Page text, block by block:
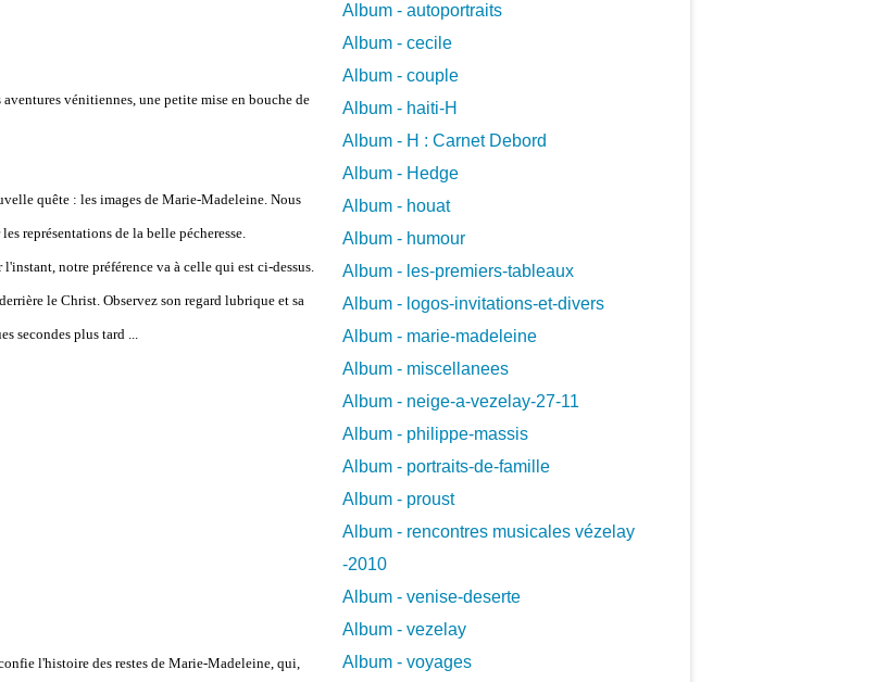
vénitiennes, une petite mise en bouche de
quête : les images de Marie-Madeleine. Nous
représentations de la belle pécheresse.
notre préférence va à celle qui est ci-dessus.
le Christ. Observez son regard lubrique et sa
secondes plus tard ...
l'histoire des restes de Marie-Madeleine, qui,
Album - autoportraits
Album - cecile
Album - couple
Album - haiti-H
Album - H : Carnet Debord
Album - Hedge
Album - houat
Album - humour
Album - les-premiers-tableaux
Album - logos-invitations-et-divers
Album - marie-madeleine
Album - miscellanees
Album - neige-a-vezelay-27-11
Album - philippe-massis
Album - portraits-de-famille
Album - proust
Album - rencontres musicales vézelay
-2010
Album - venise-deserte
Album - vezelay
Album - voyages